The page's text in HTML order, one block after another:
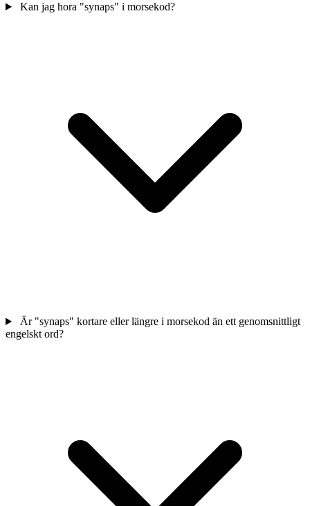
Kan jag hora "synaps" i morsekod?
Är "synaps" kortare eller längre i morsekod än ett genomsnittligt
engelskt ord?